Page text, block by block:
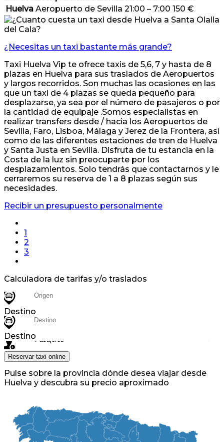
Huelva Aeropuerto de Sevilla 21:00 – 7:00 150 €
¿Necesitas un taxi bastante más grande?
Taxi Huelva Vip te ofrece taxis de 5,6, 7 y hasta de 8
plazas en Huelva para sus traslados de Aeropuertos
y largos recorridos. Son muchas las ocasiones en las
que un taxi de 4 plazas se queda pequeño para
desplazarse, ya sea por el número de pasajeros o por
la cantidad de equipaje .Somos especialistas en
realizar transfers desde / hacia los Aeropuertos de
Sevilla, Faro, Lisboa, Málaga y Jerez de la Frontera, así
como de las diferentes estaciones de tren de Huelva
y Santa Justa en Sevilla. Disfruta de tu estancia en la
Costa de la luz sin preocuparte por los
desplazamientos. Solo tendrás que contactarnos y le
cerraremos su reserva de 1 a 8 plazas según sus
necesidades.
Recibir un presupuesto personalmente
1
2
3
Calculadora de tarifas y/o traslados
Destino
Destino
Reservar taxi online
Pulse sobre la provincia dónde desea viajar desde
Huelva y descubra su precio aproximado